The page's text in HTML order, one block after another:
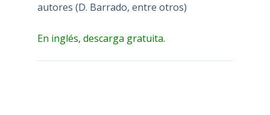
autores (D. Barrado, entre otros)
En inglés, descarga gratuita.